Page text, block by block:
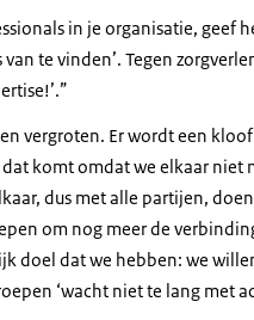
in je organisatie, geef
te vinden’. Tegen
vergroten. Er wordt een kloof
komt omdat we elkaar niet
dus met alle partijen,
om nog meer de
doel dat we hebben: we
‘wacht niet te lang met